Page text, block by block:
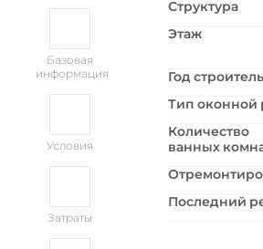
Базовая
информация
Условия
Затраты
Структура
Этаж
Год
Тип оконной
Количество
ванных
Последний